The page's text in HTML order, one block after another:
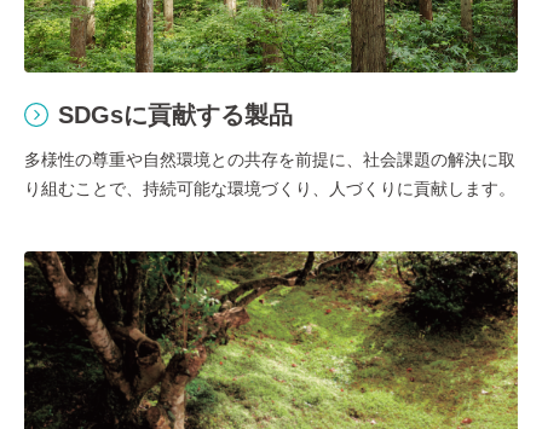
SDGsに貢献する製品
多様性の尊重や自然環境との共存を前提に、社会課題の解決に取
り組むことで、持続可能な環境づくり、人づくりに貢献します。